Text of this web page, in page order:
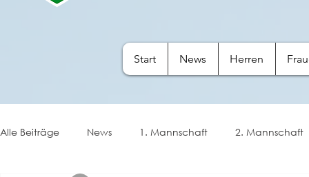
Start News Herren
Alle Beiträge News 1. Mannschaft 2. Mannschaft